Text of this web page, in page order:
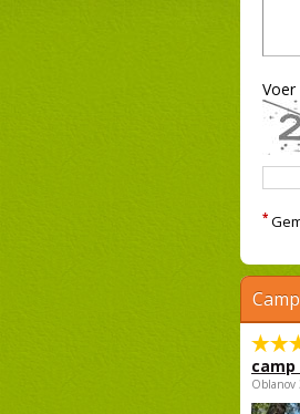
Voer
*
Oblanov